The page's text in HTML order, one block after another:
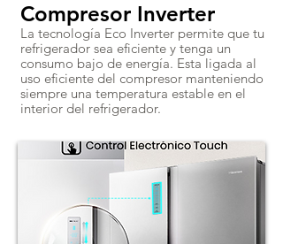
Compresor Inverter
La tecnología Eco Inverter permite que tu
refrigerador sea eficiente y tenga un
consumo bajo de energía. Esta ligada al
uso eficiente del compresor manteniendo
siempre una temperatura estable en el
interior del refrigerador.